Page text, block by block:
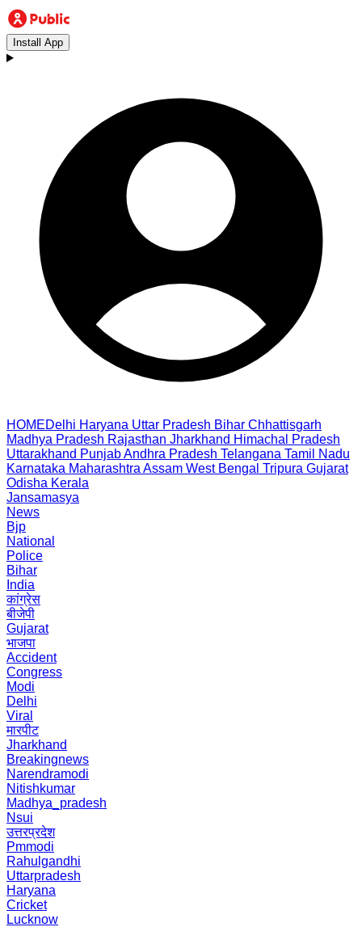
Install App
HOMEDelhi Haryana Uttar Pradesh Bihar Chhattisgarh
Madhya Pradesh Rajasthan Jharkhand Himachal Pradesh
Uttarakhand PunjabAndhra Pradesh Telangana Tamil Nadu
Karnataka Maharashtra Assam West Bengal Tripura Gujarat
Odisha Kerala
Jansamasya
News
Bjp
National
Police
Bihar
India
कांग्रेस
बीजेपी
Gujarat
भाजपा
Accident
Congress
Modi
Delhi
Viral
मारपीट
Jharkhand
Breakingnews
Narendramodi
Nitishkumar
Madhya_pradesh
Nsui
उत्तरप्रदेश
Pmmodi
Rahulgandhi
Uttarpradesh
Haryana
Cricket
Lucknow